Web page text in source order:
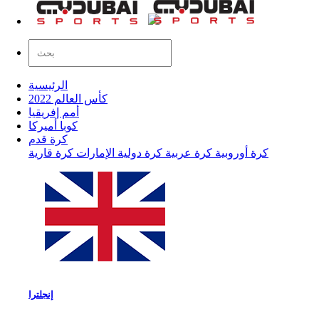
الرئيسية
كأس العالم 2022
أمم إفريقيا
كوبا أميركا
كرة قدم
كرة أوروبية كرة عربية كرة دولية الإمارات كرة قارية
إنجلترا